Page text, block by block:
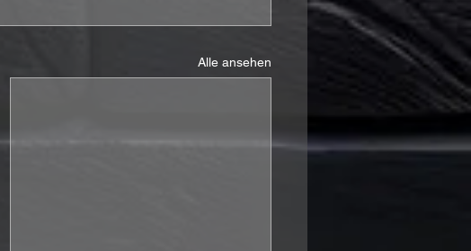
Alle ansehen